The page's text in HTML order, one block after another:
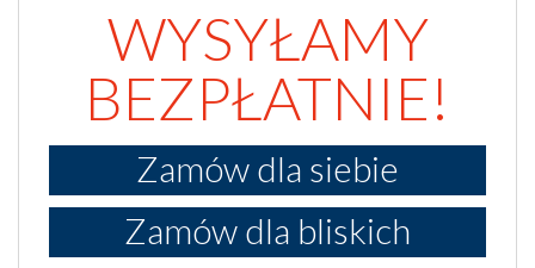
WYSYŁAMY
BEZPŁATNIE!
Zamów dla siebie
Zamów dla bliskich